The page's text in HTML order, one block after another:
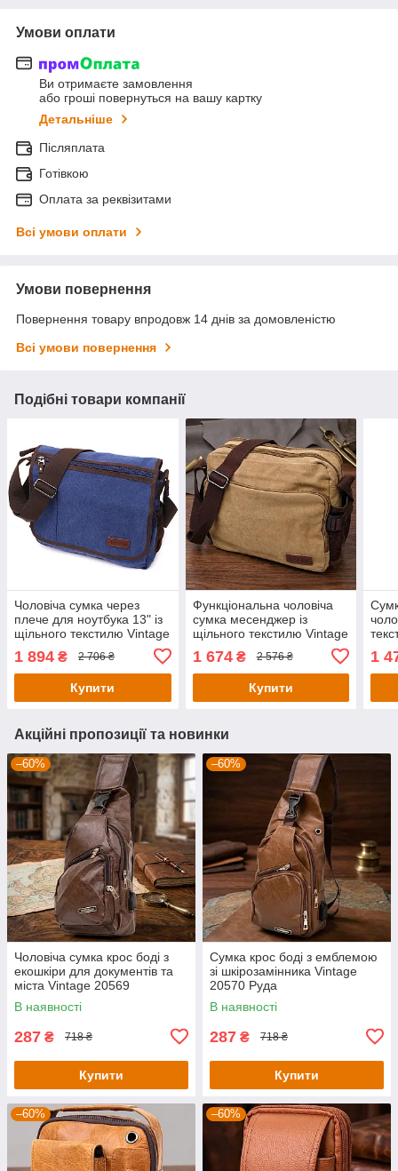
Умови оплати
Ви отримаєте замовлення
або гроші повернуться на вашу картку
Детальніше
Післяплата
Готівкою
Оплата за реквізитами
Всі умови оплати
Умови повернення
Повернення товару впродовж 14 днів за домовленістю
Всі умови повернення
Подібні товари компанії
Чоловіча сумка через
плече для ноутбука 13" із
щільного текстилю Vintage
1 894 ₴ 2 706 ₴
Купити
Функціональна чоловіча
сумка месенджер із
щільного текстилю Vintage
1 674₴ 2 576 ₴
Купити
1
Акційні пропозиції та новинки
–60%
Чоловіча сумка крос боді з
екошкіри для документів та
міста Vintage 20569
Коричнева
В наявності
287 ₴ 718 ₴
Купити
–60%
Сумка крос боді з емблемою
зі шкірозамінника Vintage
20570 Руда
В наявності
287 ₴ 718 ₴
Купити
–60% –60%